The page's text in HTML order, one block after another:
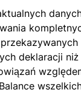
deklaracji